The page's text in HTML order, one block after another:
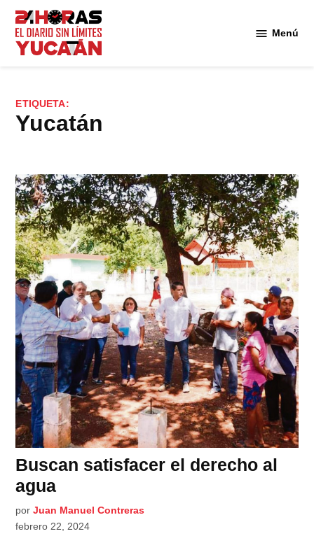
Saltar
contenido
Menú
ETIQUETA:
Yucatán
Buscan satisfacer el derecho al
agua
por Juan Manuel Contreras
febrero 22, 2024